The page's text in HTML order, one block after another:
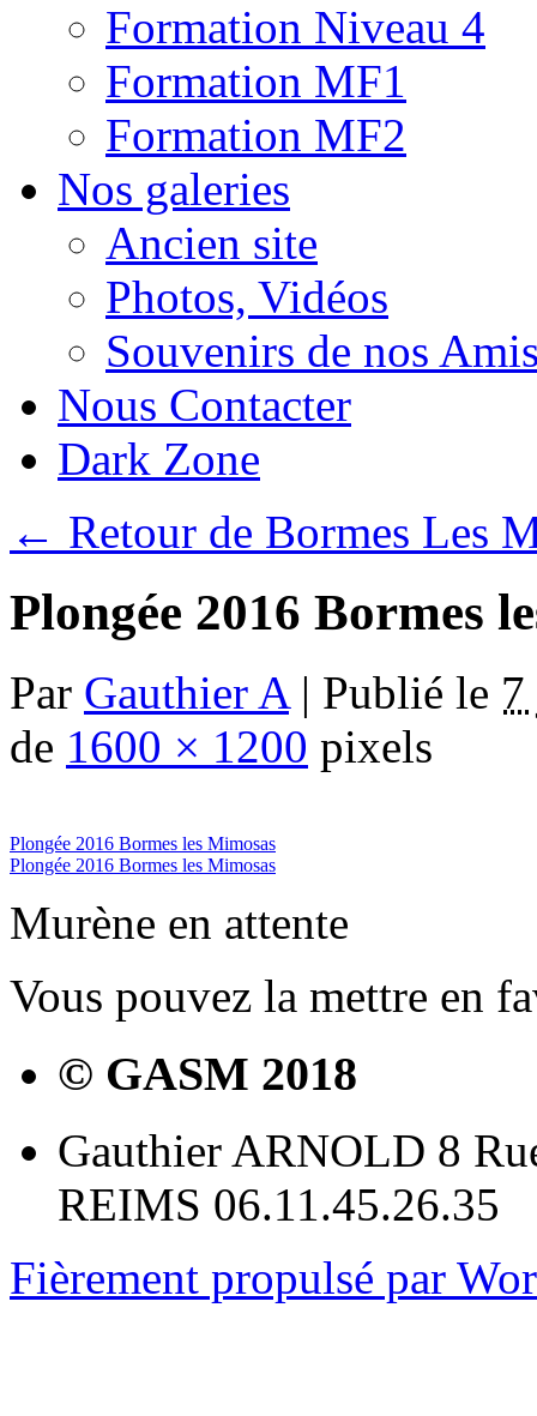
Formation Niveau 4
Formation MF1
Formation MF2
Nos galeries
Ancien site
Photos, Vidéos
Souvenirs de nos
Nous Contacter
Dark Zone
← Retour de Bormes Les
Plongée 2016 Bormes
Par Gauthier A | Publié le
de 1600 × 1200 pixels
Plongée 2016 Bormes les Mimosas
Plongée 2016 Bormes les Mimosas
Murène en attente
Vous pouvez la mettre en
© GASM 2018
Gauthier ARNOLD 8
REIMS 06.11.45.26.35
Fièrement propulsé par